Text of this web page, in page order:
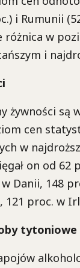
i Rumunii
różnica w
i
żywności
cen
w
on od
Danii, 148
121 proc. w